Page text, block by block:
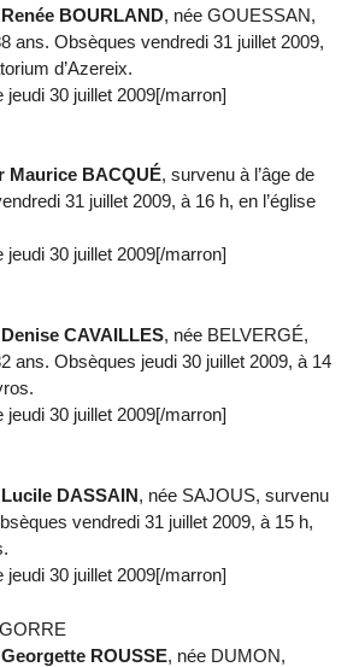
BOURLAND, née GOUESSAN,
ans. Obsèques vendredi 31 juillet 2009,
d’Azereix.
30 juillet 2009[/marron]
Maurice BACQUÉ, survenu à l’âge de
31 juillet 2009, à 16 h, en l’église
jeudi 30 juillet 2009[/marron]
CAVAILLES, née BELVERGÉ,
ans. Obsèques jeudi 30 juillet 2009, à 14
30 juillet 2009[/marron]
DASSAIN, née SAJOUS, survenu
vendredi 31 juillet 2009, à 15 h,
30 juillet 2009[/marron]
ROUSSE, née DUMON,